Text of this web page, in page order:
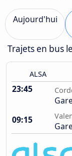
Aujourd'hui
Trajets en bus
ALSA
23:45
09:15